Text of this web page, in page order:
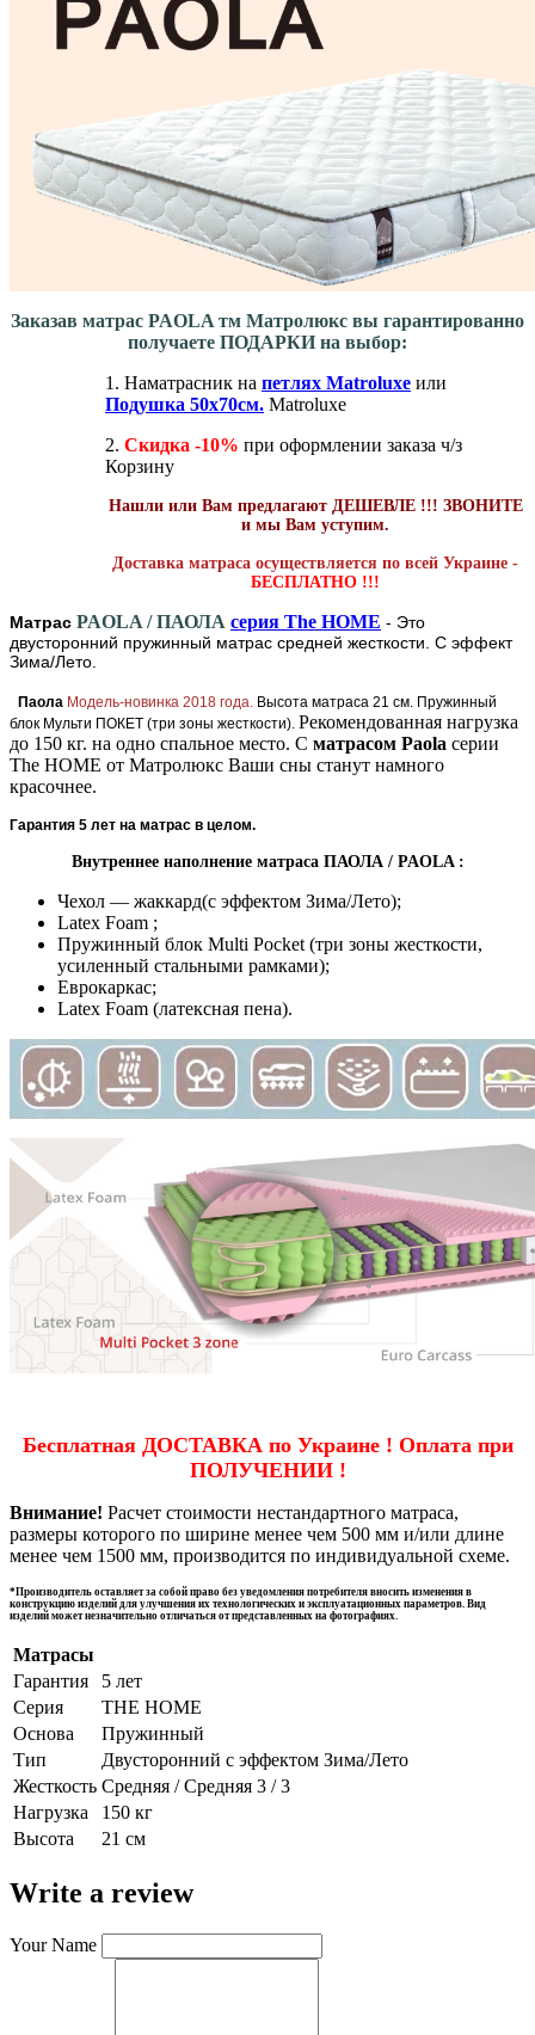
Заказав матрас PAOLA тм Матролюкс вы гарантированно
получаете ПОДАРКИ на выбор:
1. Наматрасник на петлях Matroluxe или
Подушка 50х70см. Matroluxe
2. Скидка -10% при оформлении заказа ч/з
Корзину
Нашли или Вам предлагают ДЕШЕВЛЕ !!! ЗВОНИТЕ
и мы Вам уступим.
Доставка матраса осуществляется по всей Украине -
БЕСПЛАТНО !!!
Матрас PAOLA / ПАОЛА серия The HOME - Это
двусторонний пружинный матрас средней жесткости. С эффект
Зима/Лето.
Паола Модель-новинка 2018 года. Высота матраса 21 см. Пружинный
блок Мульти ПОКЕТ (три зоны жесткости). Рекомендованная нагрузка
до 150 кг. на одно спальное место. С матрасом Paola серии
The HOME от Матролюкс Ваши сны станут намного
красочнее.
Гарантия 5 лет на матрас в целом.
Внутреннее наполнение матраса ПАОЛА / PAOLA :
Чехол — жаккард(с эффектом Зима/Лето);
Latex Foam ;
Пружинный блок Multi Pocket (три зоны жесткости,
усиленный стальными рамками);
Еврокаркас;
Latex Foam (латексная пена).
Бесплатная ДОСТАВКА по Украине ! Оплата при
ПОЛУЧЕНИИ !
Внимание! Расчет стоимости нестандартного матраса,
размеры которого по ширине менее чем 500 мм и/или длине
менее чем 1500 мм, производится по индивидуальной схеме.
*Производитель оставляет за собой право без уведомления потребителя вносить изменения в
конструкцию изделий для улучшения их технологических и эксплуатационных параметров. Вид
изделий может незначительно отличаться от представленных на фотографиях.
Матрасы
Гарантия
5 лет
Серия
THE HOME
Основа
Пружинный
Тип
Двусторонний с эффектом Зима/Лето
Жесткость Средняя / Средняя 3 / 3
Нагрузка
150 кг
Высота
21 см
Write a review
Your Name